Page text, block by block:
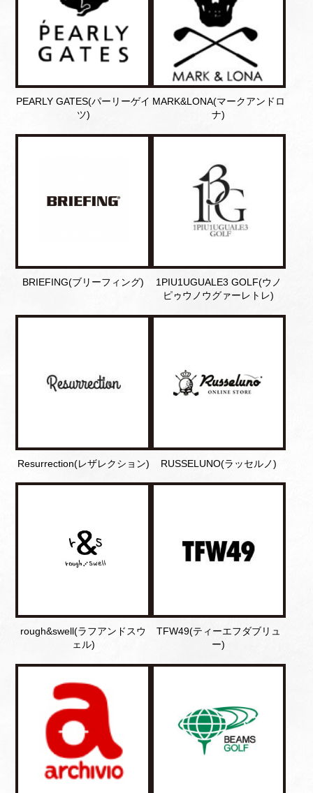
PEARLY GATES(パーリーゲイ
ツ)
MARK&LONA(マークアンドロ
ナ)
BRIEFING(ブリーフィング)
1PIU1UGUALE3 GOLF(ウノ
ピゥウノウグァーレトレ)
Resurrection(レザレクション) RUSSELUNO(ラッセルノ)
rough&swell(ラフアンドスウ
ェル)
TFW49(ティーエフダブリュ
ー)